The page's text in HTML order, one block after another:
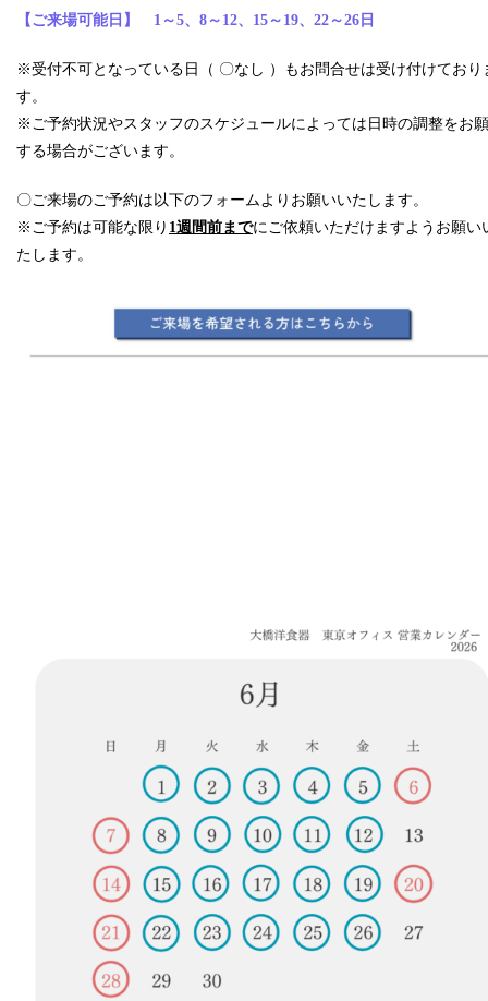
【ご来場可能日】 1 ～5、8～12、15～19、22～26 日
※受付不可となっている日（ 〇なし ）もお問合せは受け付けており
す。
※ご予約状況やスタッフのスケジュールによっては日時の調整をお
する場合がございます。
〇ご来場のご予約は以下のフォームよりお願いいたします。
※ご予約は可能な限り 1週間前までにご依頼いただけますようお願い
たします。